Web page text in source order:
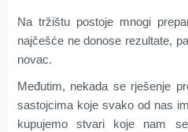
Na tržištu postoje mnogi
najčešće ne donose rezultate,
novac.
Međutim, nekada se rješenje
sastojcima koje svako od nas
kupujemo stvari koje nam